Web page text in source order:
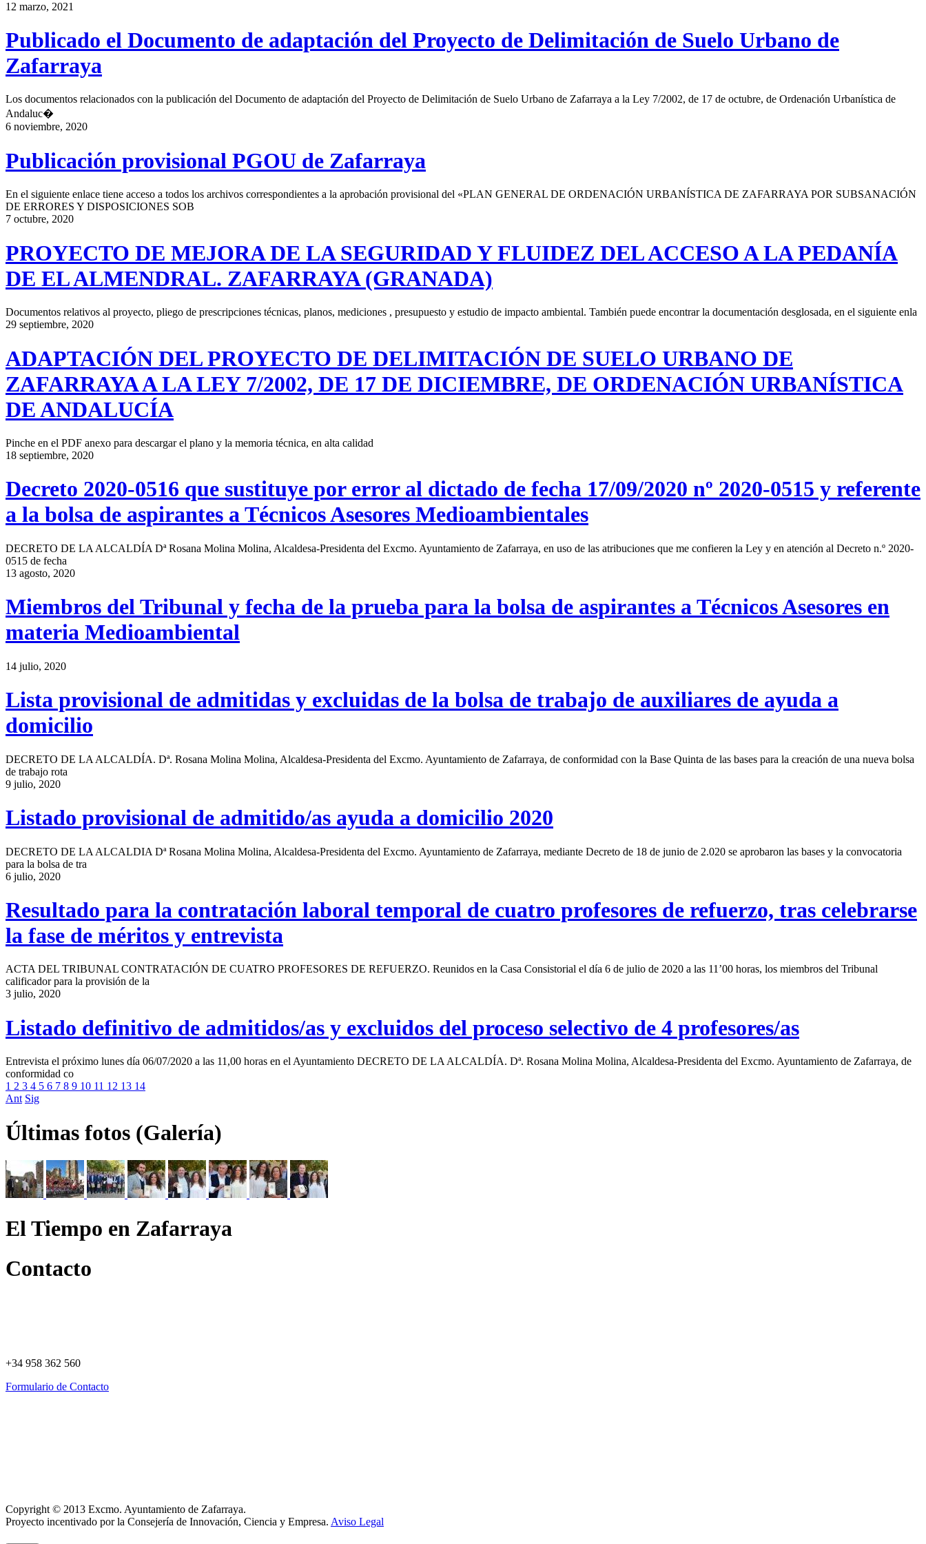
12 marzo, 2021
Publicado el Documento de adaptación del Proyecto de Delimitación de Suelo Urbano de
Zafarraya
Los documentos relacionados con la publicación del Documento de adaptación del Proyecto de Delimitación de Suelo Urbano de Zafarraya a la Ley 7/2002, de 17 de octubre, de Ordenación Urbanística de
Andaluc�
6 noviembre, 2020
Publicación provisional PGOU de Zafarraya
En el siguiente enlace tiene acceso a todos los archivos correspondientes a la aprobación provisional del «PLAN GENERAL DE ORDENACIÓN URBANÍSTICA DE ZAFARRAYA POR SUBSANACIÓN
DE ERRORES Y DISPOSICIONES SOB
7 octubre, 2020
PROYECTO DE MEJORA DE LA SEGURIDAD Y FLUIDEZ DEL ACCESO A LA PEDANÍA
DE EL ALMENDRAL. ZAFARRAYA (GRANADA)
Documentos relativos al proyecto, pliego de prescripciones técnicas, planos, mediciones , presupuesto y estudio de impacto ambiental. También puede encontrar la documentación desglosada, en el siguiente enla
29 septiembre, 2020
ADAPTACIÓN DEL PROYECTO DE DELIMITACIÓN DE SUELO URBANO DE
ZAFARRAYA A LA LEY 7/2002, DE 17 DE DICIEMBRE, DE ORDENACIÓN URBANÍSTICA
DE ANDALUCÍA
Pinche en el PDF anexo para descargar el plano y la memoria técnica, en alta calidad
18 septiembre, 2020
Decreto 2020-0516 que sustituye por error al dictado de fecha 17/09/2020 nº 2020-0515 y referente
a la bolsa de aspirantes a Técnicos Asesores Medioambientales
DECRETO DE LA ALCALDÍA Dª Rosana Molina Molina, Alcaldesa-Presidenta del Excmo. Ayuntamiento de Zafarraya, en uso de las atribuciones que me confieren la Ley y en atención al Decreto n.º 2020-
0515 de fecha
13 agosto, 2020
Miembros del Tribunal y fecha de la prueba para la bolsa de aspirantes a Técnicos Asesores en
materia Medioambiental
14 julio, 2020
Lista provisional de admitidas y excluidas de la bolsa de trabajo de auxiliares de ayuda a
domicilio
DECRETO DE LA ALCALDÍA. Dª. Rosana Molina Molina, Alcaldesa-Presidenta del Excmo. Ayuntamiento de Zafarraya, de conformidad con la Base Quinta de las bases para la creación de una nueva bolsa
de trabajo rota
9 julio, 2020
Listado provisional de admitido/as ayuda a domicilio 2020
DECRETO DE LA ALCALDIA Dª Rosana Molina Molina, Alcaldesa-Presidenta del Excmo. Ayuntamiento de Zafarraya, mediante Decreto de 18 de junio de 2.020 se aprobaron las bases y la convocatoria
para la bolsa de tra
6 julio, 2020
Resultado para la contratación laboral temporal de cuatro profesores de refuerzo, tras celebrarse
la fase de méritos y entrevista
ACTA DEL TRIBUNAL CONTRATACIÓN DE CUATRO PROFESORES DE REFUERZO. Reunidos en la Casa Consistorial el día 6 de julio de 2020 a las 11’00 horas, los miembros del Tribunal
calificador para la provisión de la
3 julio, 2020
Listado definitivo de admitidos/as y excluidos del proceso selectivo de 4 profesores/as
Entrevista el próximo lunes día 06/07/2020 a las 11,00 horas en el Ayuntamiento DECRETO DE LA ALCALDÍA. Dª. Rosana Molina Molina, Alcaldesa-Presidenta del Excmo. Ayuntamiento de Zafarraya, de
conformidad co
1 2 3 4 5 6 7 8 9 10 11 12 13 14
Ant Sig
Últimas fotos (Galería)
El Tiempo en Zafarraya
Contacto
+34 958 362 560
Formulario de Contacto
Copyright © 2013 Excmo. Ayuntamiento de Zafarraya.
Proyecto incentivado por la Consejería de Innovación, Ciencia y Empresa. Aviso Legal